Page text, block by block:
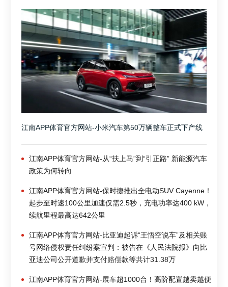
江南APP体育官方网站-小米汽车第50万辆整车正式下产线
江南APP体育官方网站-从“扶上马”到“引正路” 新能源汽车
政策为何转向
江南APP体育官方网站-保时捷推出全电动SUV Cayenne！
起步至时速100公里加速仅需2.5秒，充电功率达400 kW，
续航里程最高达642公里
江南APP体育官方网站-比亚迪起诉“王悟空说车”及相关账
号网络侵权责任纠纷案宣判：被告在《人民法院报》向比
亚迪公司公开道歉并支付赔偿款等共计31.38万
江南APP体育官方网站-展车超1000台！高阶配置越卖越便